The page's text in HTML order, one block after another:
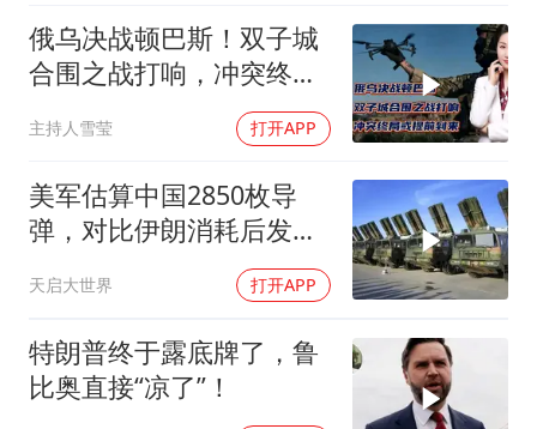
从科技创新看开局起步的时与势
俄乌决战顿巴斯！双子城
合围之战打响，冲突终局
主持人雪莹 打开APP
美军估算中国2850枚导
弹，对比伊朗消耗后发现
天启大世界 打开APP
特朗普终于露底牌了，鲁
比奥直接“凉了”！